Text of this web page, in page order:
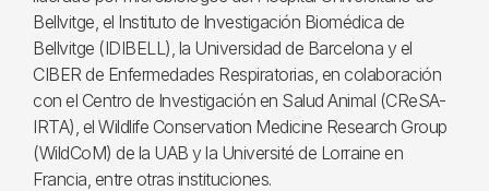
Bellvitge, el Instituto de Investigación Biomédica de
Bellvitge (IDIBELL), la Universidad de Barcelona y el
CIBER de Enfermedades Respiratorias, en colaboración
con el Centro de Investigación en Salud Animal (CReSA-
IRTA), el Wildlife Conservation Medicine Research Group
(WildCoM) de la UAB y la Université de Lorraine en
Francia, entre otras instituciones.